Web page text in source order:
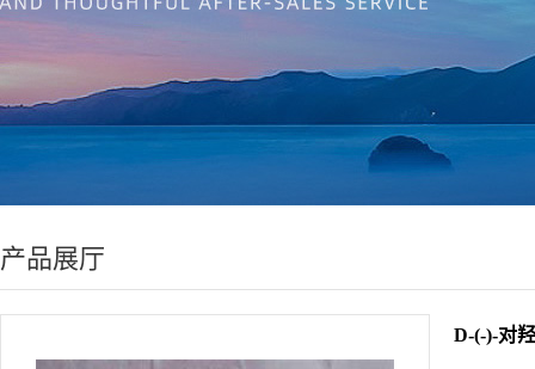
产品展厅
D-(-)-对